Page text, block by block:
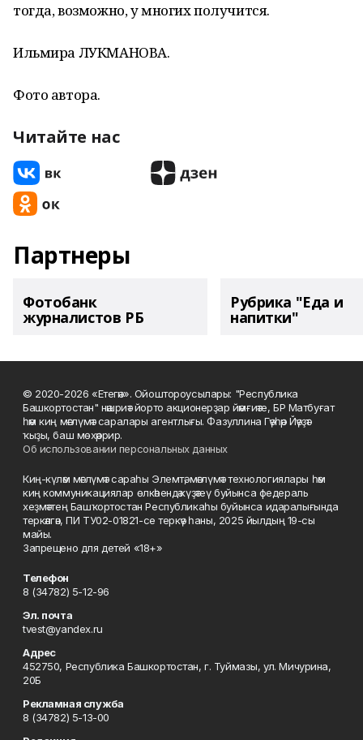
тогда, возможно, у многих получится.
Ильмира ЛУКМАНОВА.
Фото автора.
Читайте нас
Партнеры
Фотобанк
журналистов РБ
Рубрика "Еда и
напитки"
© 2020-2026 «Етегән». Ойоштороусылары: "Республика
Башкортостан" нәшриәт йорто акционерҙар йәмғиәте, БР Матбуғат
һәм киң мәғлүмәт саралары агентлығы. Фазуллина Гәүһәр Йәүҙәт
ҡыҙы, баш мөхәррир.
Об использовании персональных данных
Киң-күләм мәғлүмәт сараһы Элемтә, мәғлүмәт технологиялары һәм
киң коммуникациялар өлкәһендә күҙәтеү буйынса федераль
хеҙмәттең Башҡортостан Республикаһы буйынса идаралығында
теркәлгән, ПИ ТУ02-01821-се теркәү һаны, 2025 йылдың 19-сы
майы.
Запрещено для детей «18+»
Телефон
8 (34782) 5-12-96
Эл. почта
tvest@yandex.ru
Адрес
452750, Республика Башкортостан, г. Туймазы, ул. Мичурина,
20Б
Рекламная служба
8 (34782) 5-13-00